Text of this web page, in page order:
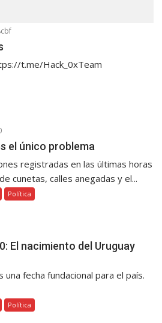
t.me/Hack_0xTeam
el único problema
registradas en las últimas horas
cunetas, calles anegadas y el...
Política
El nacimiento del Uruguay
fecha fundacional para el país.
Política